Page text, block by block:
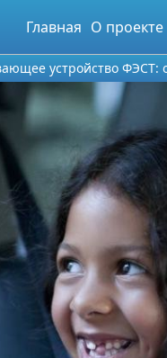
Главная О проекте
устройство